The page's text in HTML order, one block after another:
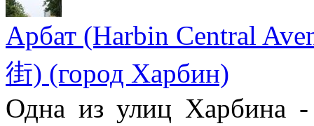
Арбат (Harbin Central
街) (город Харбин)
Одна из улиц Харбина